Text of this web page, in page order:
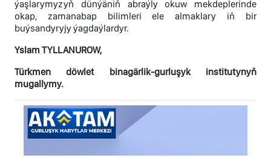
ýaşlarymyzyň dünýäniň abraýly okuw mekdeplerinde
okap, zamanabap bilimleri ele almaklary iň bir
buýsandyryjy ýagdaýlardyr.
Yslam TYLLANUROW,
Türkmen döwlet binagärlik-gurluşyk institutynyň
mugallymy.